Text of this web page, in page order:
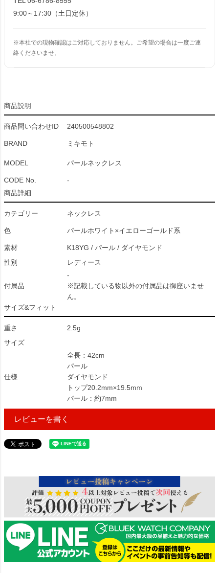
9:00～17:30（土日定休）
※本社での現物確認はご対応しておりません。ご希望の場合は一度ご連
絡くださいませ。
商品説明
商品問い合わせID 240500548802
BRAND ミキモト
MODEL パールネックレス
CODE No.
-
商品詳細
カテゴリー ネックレス
色 パールホワイト×イエローゴールド系
素材
K18YG / パール / ダイヤモンド
性別
レディース
付属品
-
※記載している物以外の付属品は御座いませ
ん。
サイズ&フィット
重さ
2.5g
サイズ
仕様
全長：42cm
パール
ダイヤモンド
トップ20.2mm×19.5mm
パール：約7mm
レビューを書く